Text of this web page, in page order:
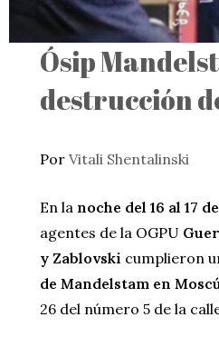
Ósip
destrucción
PorVitali Shentalinski
En la noche del 16 al 17
agentes de la OGPU
y Zablovski cumplieron
de Mandelstam en
26 del número 5 de la